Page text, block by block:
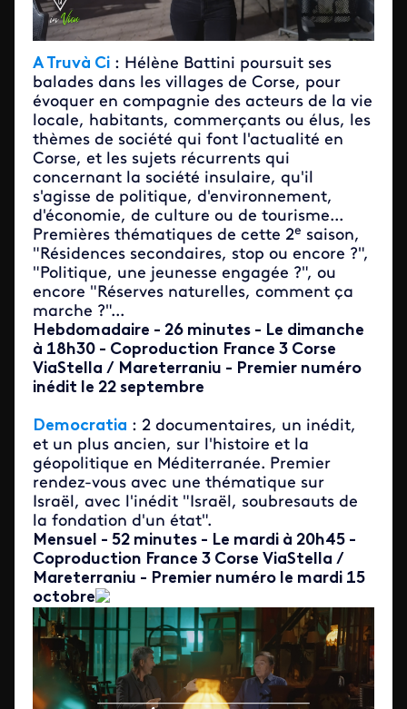
A Truvà Ci : Hélène Battini poursuit ses
balades dans les villages de Corse, pour
évoquer en compagnie des acteurs de la vie
locale, habitants, commerçants ou élus, les
thèmes de société qui font l'actualité en
Corse, et les sujets récurrents qui
concernant la société insulaire, qu'il
s'agisse de politique, d'environnement,
d'économie, de culture ou de tourisme...
Premières thématiques de cette 2e saison,
"Résidences secondaires, stop ou encore ?",
"Politique, une jeunesse engagée ?", ou
encore "Réserves naturelles, comment ça
marche ?"...
Hebdomadaire - 26 minutes - Le dimanche
à 18h30 - Coproduction France 3 Corse
ViaStella / Mareterraniu - Premier numéro
inédit le 22 septembre
Democratia : 2 documentaires, un inédit,
et un plus ancien, sur l'histoire et la
géopolitique en Méditerranée. Premier
rendez-vous avec une thématique sur
Israël, avec l'inédit "Israël, soubresauts de
la fondation d'un état".
Mensuel - 52 minutes - Le mardi à 20h45 -
Coproduction France 3 Corse ViaStella /
Mareterraniu - Premier numéro le mardi 15
octobre